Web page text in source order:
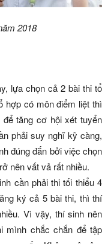
2018
lựa chọn cả 2 bài thi tổ
hợp có môn điểm liệt thì
tăng cơ hội xét tuyển
phải suy nghĩ kỹ càng,
đúng đắn bởi việc chọn
nên vất vả rất nhiều.
cần phải thi tối thiểu 4
ký cả 5 bài thi, thì thí
Vì vậy, thí sinh nên
mình chắc chắn để tập